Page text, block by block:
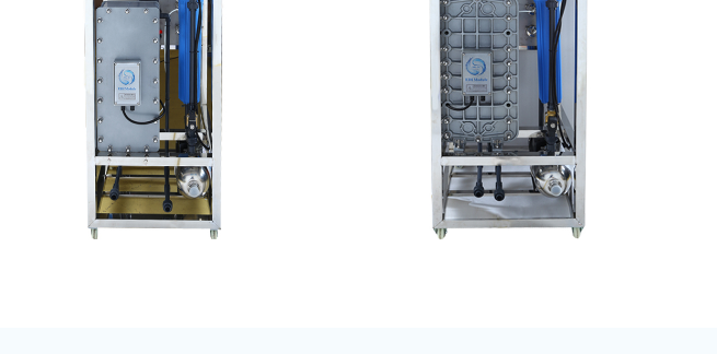
MK-TC300 EDI超纯水处理设备
查看详情
MK-TC500 EDI设备维修
查看详情